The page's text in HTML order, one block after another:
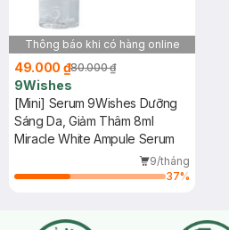
Thông báo khi có hàng online
49.000 ₫80.000 ₫
9Wishes
[Mini] Serum 9Wishes Dưỡng
Sáng Da, Giảm Thâm 8ml
Miracle White Ampule Serum
9/tháng
37%